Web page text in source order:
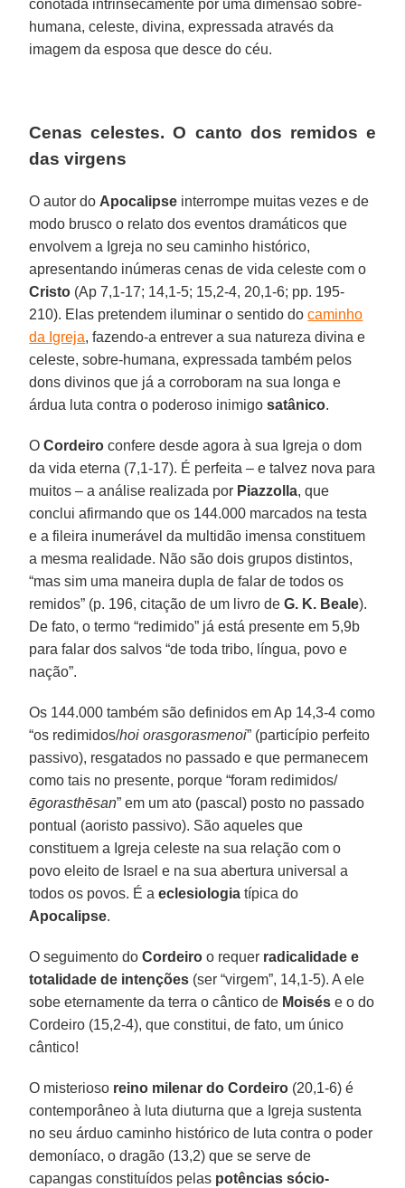
conotada intrinsecamente por uma dimensão sobre-
humana, celeste, divina, expressada através da
imagem da esposa que desce do céu.
Cenas celestes. O canto dos remidos e
das virgens
O autor do Apocalipse interrompe muitas vezes e de
modo brusco o relato dos eventos dramáticos que
envolvem a Igreja no seu caminho histórico,
apresentando inúmeras cenas de vida celeste com o
Cristo (Ap 7,1-17; 14,1-5; 15,2-4, 20,1-6; pp. 195-
210). Elas pretendem iluminar o sentido docaminho
da Igreja, fazendo-a entrever a sua natureza divina e
celeste, sobre-humana, expressada também pelos
dons divinos que já a corroboram na sua longa e
árdua luta contra o poderoso inimigosatânico.
OCordeiro confere desde agora à sua Igreja o dom
da vida eterna (7,1-17). É perfeita – e talvez nova para
muitos – a análise realizada por Piazzolla, que
conclui afirmando que os 144.000 marcados na testa
e a fileira inumerável da multidão imensa constituem
a mesma realidade. Não são dois grupos distintos,
“mas sim uma maneira dupla de falar de todos os
remidos” (p. 196, citação de um livro deG. K. Beale).
De fato, o termo “redimido” já está presente em 5,9b
para falar dos salvos “de toda tribo, língua, povo e
nação”.
Os 144.000 também são definidos em Ap 14,3-4 como
“os redimidos/hoi orasgorasmenoi” (particípio perfeito
passivo), resgatados no passado e que permanecem
como tais no presente, porque “foram redimidos/
ēgorasthēsan” em um ato (pascal) posto no passado
pontual (aoristo passivo). São aqueles que
constituem a Igreja celeste na sua relação com o
povo eleito de Israel e na sua abertura universal a
todos os povos. É aeclesiologia típica do
Apocalipse.
O seguimento doCordeiro o requer radicalidade e
totalidade de intenções (ser “virgem”, 14,1-5). A ele
sobe eternamente da terra o cântico de Moisés e o do
Cordeiro (15,2-4), que constitui, de fato, um único
cântico!
O misterioso reino milenar do Cordeiro (20,1-6) é
contemporâneo à luta diuturna que a Igreja sustenta
no seu árduo caminho histórico de luta contra o poder
demoníaco, o dragão (13,2) que se serve de
capangas constituídos pelas potências sócio-